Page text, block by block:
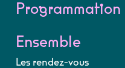
Programmation
Ensemble
Les rendez-vous